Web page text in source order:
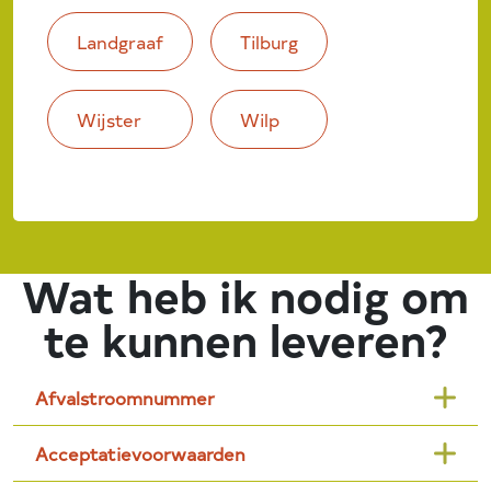
Landgraaf Tilburg
Wijster Wilp
Wat heb ik nodig om
te kunnen leveren?
Afvalstroomnummer
Acceptatievoorwaarden